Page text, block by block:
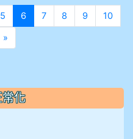
5 6(目前頁次)
7 8 9
10
»最後頁
化